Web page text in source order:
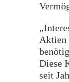
Aktien
Diese
seit